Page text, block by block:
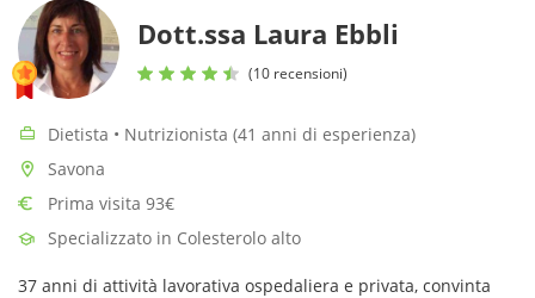
Dott.ssa Laura Ebbli
(10 recensioni)
Dietista • Nutrizionista (41 anni di esperienza)
Savona
Prima visita 93€
Specializzato in Colesterolo alto
37 anni di attività lavorativa ospedaliera e privata, convinta